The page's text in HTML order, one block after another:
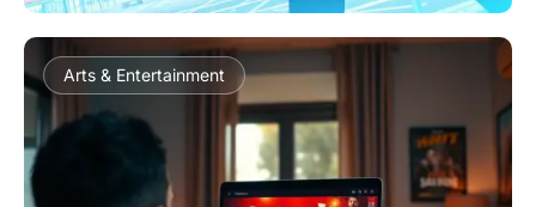
Arts & Entertainment